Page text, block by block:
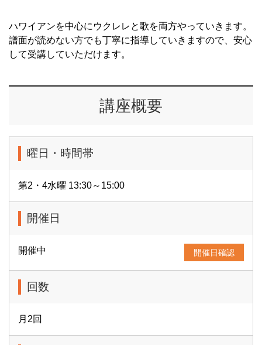
ハワイアンを中心にウクレレと歌を両方やっていきます。
譜面が読めない方でも丁寧に指導していきますので、安心
して受講していただけます。
講座概要
曜日・時間帯
第2・4水曜 13:30～15:00
開催日
開催中 開催日確認
回数
月2回